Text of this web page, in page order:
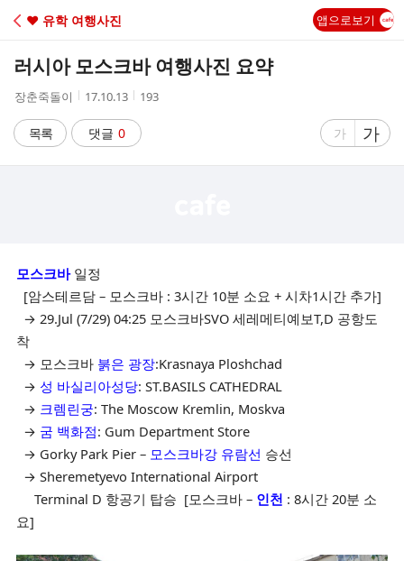
C
A
♥ 유학 여행사진 앱으로보기
러시아 모스크바 여행사진 요약
작
자
장춘죽돌이
작
시
간
17.10.13
조
수
193
목록 댓글 0
글
가
글
자
가
모스크바일정
[암스테르담 – 모스크바 : 3시간 10분 소요 + 시차1시간 추가]
→ 29.Jul (7/29) 04:25 모스크바SVO 세레메티예보T,D 공항도
착
→ 모스크바 붉은 광장:Krasnaya Ploshchad
→ 성 바실리아성당: ST.BASILS CATHEDRAL
→ 크렘린궁: The Moscow Kremlin, Moskva
→ 굼 백화점: Gum Department Store
→ Gorky Park Pier – 모스크바강 유람선 승선
→ Sheremetyevo International Airport
Terminal D 항공기 탑승 [모스크바 – 인천 : 8시간 20분 소
요]